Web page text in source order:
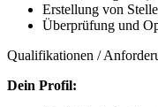
Erstellung von
Überprüfung und
Qualifikationen /
Dein Profil: